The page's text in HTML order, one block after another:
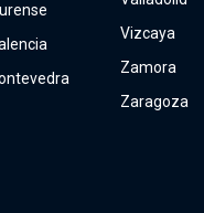
Vizcaya
Zamora
Zaragoza